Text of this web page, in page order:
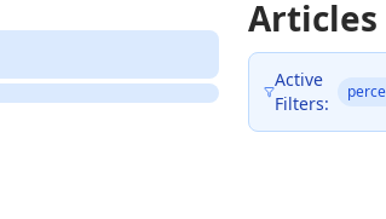
Articles
Active
Filters: